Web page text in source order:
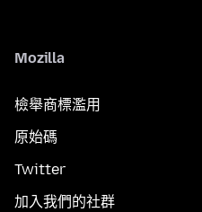
Mozilla
檢舉商標濫用
原始碼
Twitter
加入我們的社群